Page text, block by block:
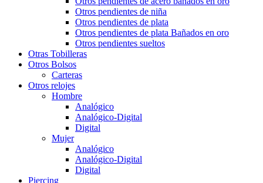
Otros pendientes de niña
Otros pendientes de plata
Otros pendientes de plata Bañados en oro
Otros pendientes sueltos
Otras Tobilleras
Otros Bolsos
Carteras
Otros relojes
Hombre
Analógico
Analógico-Digital
Digital
Mujer
Analógico
Analógico-Digital
Digital
Piercing